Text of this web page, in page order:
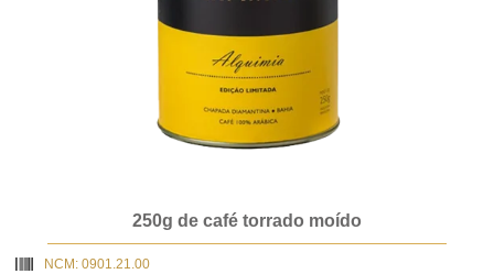
250g de café torrado moído
NCM: 0901.21.00